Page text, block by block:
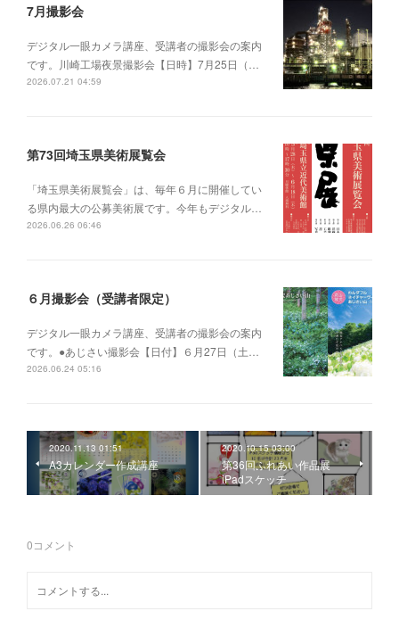
7月撮影会
デジタル一眼カメラ講座、受講者の撮影会の案内
です。川崎工場夜景撮影会【日時】7月25日（…
2026.07.21 04:59
第73回埼玉県美術展覧会
「埼玉県美術展覧会」は、毎年６月に開催してい
る県内最大の公募美術展です。今年もデジタル…
2026.06.26 06:46
６月撮影会（受講者限定）
デジタル一眼カメラ講座、受講者の撮影会の案内
です。●あじさい撮影会【日付】６月27日（土…
2026.06.24 05:16
2020.11.13 01:51
A3カレンダー作成講座
2020.10.15 03:00
第36回ふれあい作品展
iPadスケッチ
0コメント